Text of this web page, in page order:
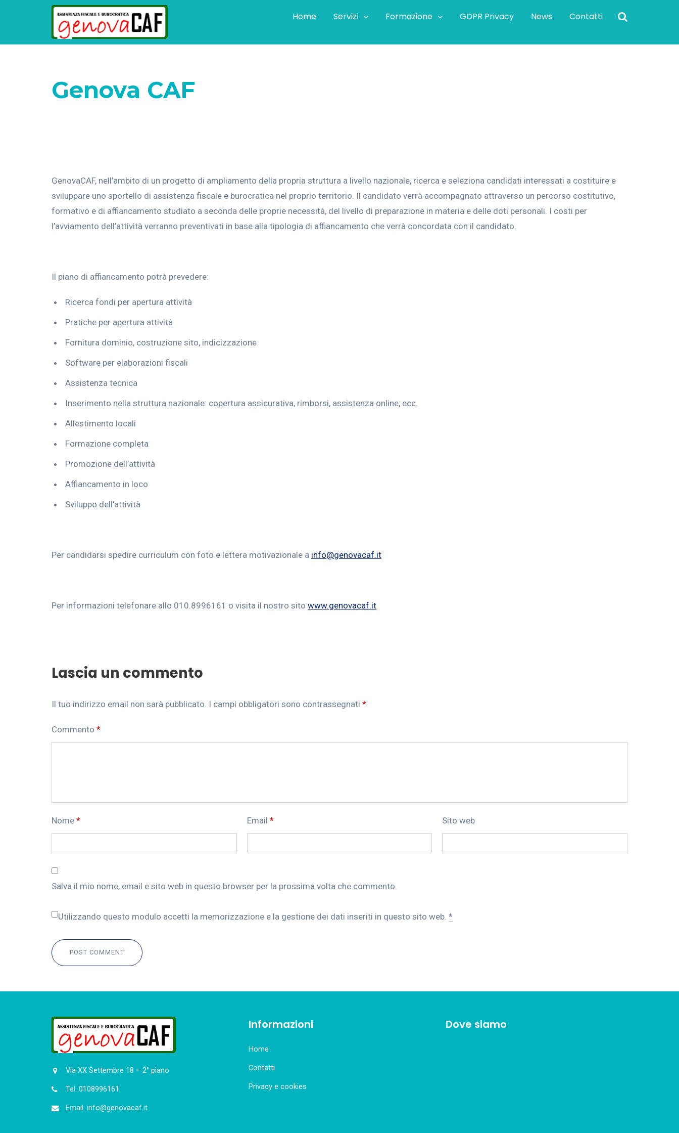
Home Servizi Formazione GDPR Privacy News Contatti
Genova CAF
GenovaCAF, nell’ambito di un progetto di ampliamento della propria struttura a livello nazionale, ricerca e seleziona candidati interessati a costituire e
sviluppare uno sportello di assistenza fiscale e burocratica nel proprio territorio. Il candidato verrà accompagnato attraverso un percorso costitutivo,
formativo e di affiancamento studiato a seconda delle proprie necessità, del livello di preparazione in materia e delle doti personali. I costi per
l’avviamento dell’attività verranno preventivati in base alla tipologia di affiancamento che verrà concordata con il candidato.
Il piano di affiancamento potrà prevedere:
Ricerca fondi per apertura attività
Pratiche per apertura attività
Fornitura dominio, costruzione sito, indicizzazione
Software per elaborazioni fiscali
Assistenza tecnica
Inserimento nella struttura nazionale: copertura assicurativa, rimborsi, assistenza online, ecc.
Allestimento locali
Formazione completa
Promozione dell’attività
Affiancamento in loco
Sviluppo dell’attività
Per candidarsi spedire curriculum con foto e lettera motivazionale a info@genovacaf.it
Per informazioni telefonare allo 010.8996161 o visita il nostro sito www.genovacaf.it
Lascia un commento
Il tuo indirizzo email non sarà pubblicato. I campi obbligatori sono contrassegnati *
Commento *
Nome * Email * Sito web
Salva il mio nome, email e sito web in questo browser per la prossima volta che commento.
Utilizzando questo modulo accetti la memorizzazione e la gestione dei dati inseriti in questo sito web. *
POST COMMENT
Via XX Settembre 18 – 2° piano
Tel. 0108996161
Email: info@genovacaf.it
Informazioni
Home
Contatti
Privacy e cookies
Dove siamo